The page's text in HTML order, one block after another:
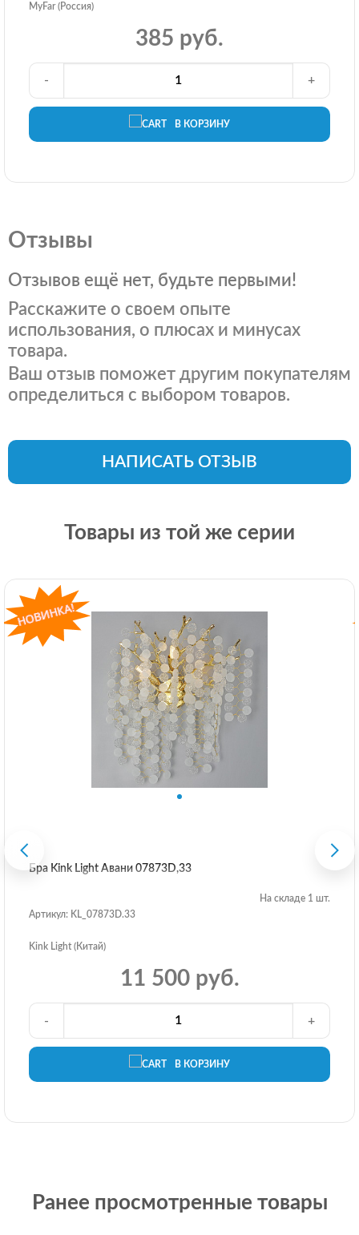
MyFar (Россия)
385 руб.
В КОРЗИНУ
- +
Отзывы
Отзывов ещё нет, будьте первыми!
Расскажите о своем опыте
использования, о плюсах и минусах
товара.
Ваш отзыв поможет другим покупателям
определиться с выбором товаров.
НАПИСАТЬ ОТЗЫВ
Товары из той же серии
Бра Kink Light Авани 07873D,33
На складе 1 шт.
Артикул: KL_07873D.33
Kink Light (Китай)
11 500 руб.
В КОРЗИНУ
- +
Ранее просмотренные товары